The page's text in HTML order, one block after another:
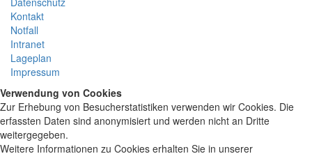
Kontakt
Notfall
Intranet
Lageplan
Impressum
Verwendung von Cookies
Zur Erhebung von Besucherstatistiken verwenden wir Cookies. Die
erfassten Daten sind anonymisiert und werden nicht an Dritte
weitergegeben.
Weitere Informationen zu Cookies erhalten Sie in unserer